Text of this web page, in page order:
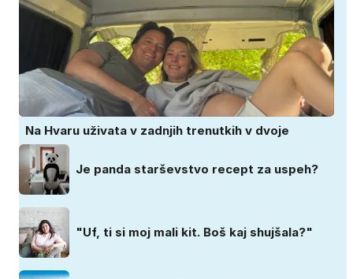
Na Hvaru uživata v zadnjih trenutkih v dvoje
Je panda starševstvo recept za uspeh?
"Uf, ti si moj mali kit. Boš kaj shujšala?"